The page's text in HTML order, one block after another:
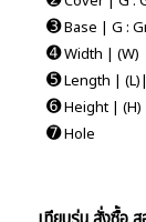
➌Base | G :
➍Width | (W)
➎Length | (L)|
➏Height | (H)
➐Hole